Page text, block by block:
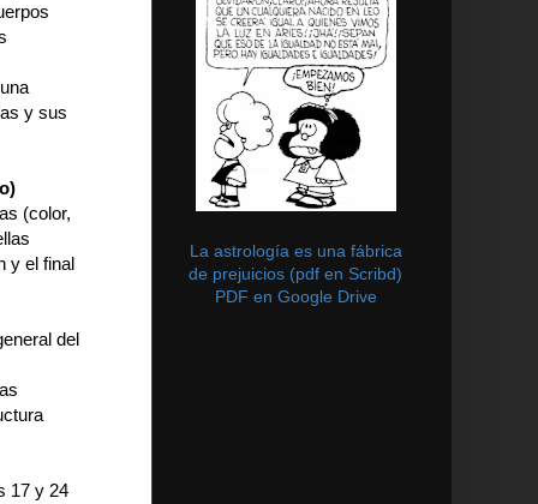
y sus
(color,
y el final
del
17 y 24
La astrología es una fábrica
de prejuicios (pdf en Scribd)
PDF en Google Drive